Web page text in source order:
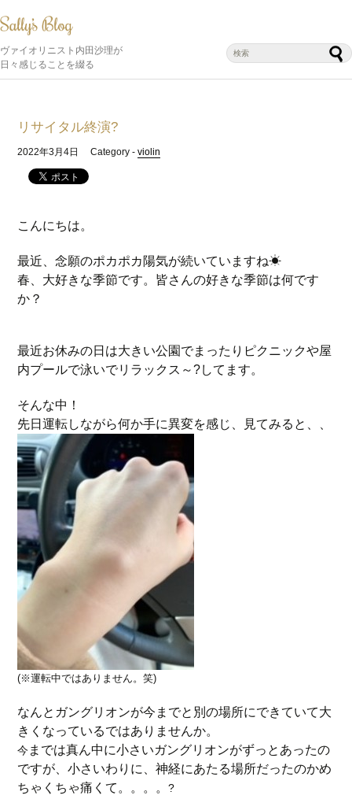
ヴァイオリニスト内田沙理が
日々感じることを綴る
リサイタル終演?
2022年3月4日 Category -violin
こんにちは。
最近、念願のポカポカ陽気が続いていますね☀
春、大好きな季節です。皆さんの好きな季節は何です
か？
最近お休みの日は大きい公園でまったりピクニックや屋
内プールで泳いでリラックス～?してます。
そんな中！
先日運転しながら何か手に異変を感じ、見てみると、、
(※運転中ではありません。笑)
なんとガングリオンが今までと別の場所にできていて大
きくなっているではありませんか。
今 までは真ん中に小さいガングリオンがずっとあったの
ですが、小さいわりに、神経にあたる場所だったのかめ
ちゃくちゃ痛くて。。。。?